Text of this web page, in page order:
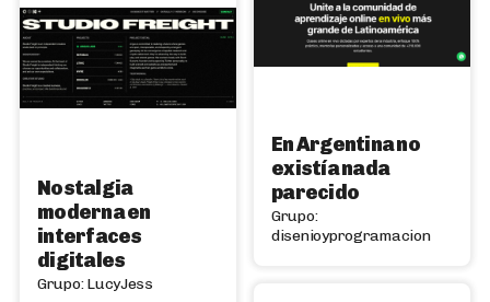
En Argentina no
existía nada
parecido
Grupo:
disenioyprogramacion
Nostalgia
moderna en
interfaces
digitales
Grupo: LucyJess